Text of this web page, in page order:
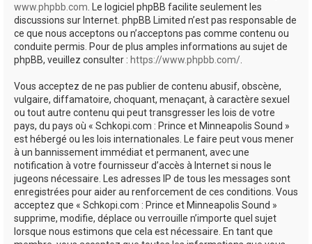
www.phpbb.com . Le logiciel phpBB facilite seulement les
discussions sur Internet. phpBB Limited n’est pas responsable de
ce que nous acceptons ou n’acceptons pas comme contenu ou
conduite permis. Pour de plus amples informations au sujet de
phpBB, veuillez consulter : https://www.phpbb.com/
Vous acceptez de ne pas publier de contenu abusif, obscène,
vulgaire, diffamatoire, choquant, menaçant, à caractère sexuel
ou tout autre contenu qui peut transgresser les lois de votre
pays, du pays où « Schkopi.com : Prince et Minneapolis Sound »
est hébergé ou les lois internationales. Le faire peut vous mener
à un bannissement immédiat et permanent, avec une
notification à votre fournisseur d’accès à Internet si nous le
jugeons nécessaire. Les adresses IP de tous les messages sont
enregistrées pour aider au renforcement de ces conditions. Vous
acceptez que « Schkopi.com : Prince et Minneapolis Sound »
supprime, modifie, déplace ou verrouille n’importe quel sujet
lorsque nous estimons que cela est nécessaire. En tant que